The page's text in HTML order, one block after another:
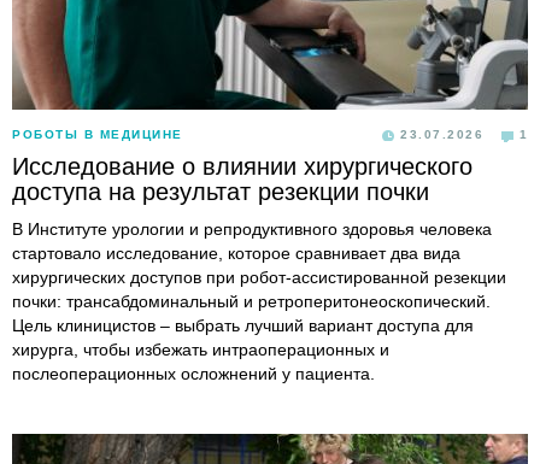
РОБОТЫ В МЕДИЦИНЕ 23.07.2026 1
Исследование о влиянии хирургического
доступа на результат резекции почки
В Институте урологии и репродуктивного здоровья человека
стартовало исследование, которое сравнивает два вида
хирургических доступов при робот-ассистированной резекции
почки: трансабдоминальный и ретроперитонеоскопический.
Цель клиницистов – выбрать лучший вариант доступа для
хирурга, чтобы избежать интраоперационных и
послеоперационных осложнений у пациента.